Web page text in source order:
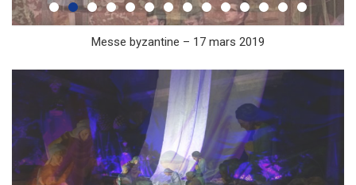
Messe byzantine – 17 mars 2019